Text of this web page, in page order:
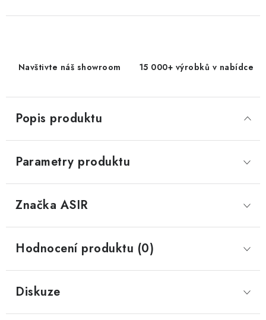
Navštivte náš showroom 15 000+ výrobků v nabídce
Popis produktu
Parametry produktu
Značka ASIR
Hodnocení produktu (0)
Diskuze